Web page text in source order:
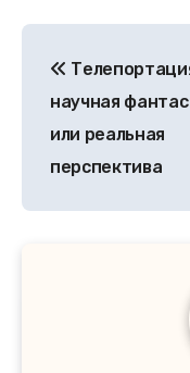
по
записям
научная
или реальная
перспектива